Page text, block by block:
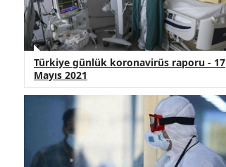
Türkiye günlük koronavirüs raporu - 17
Mayıs 2021